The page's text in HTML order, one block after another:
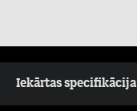
Iekārtas specifikācija